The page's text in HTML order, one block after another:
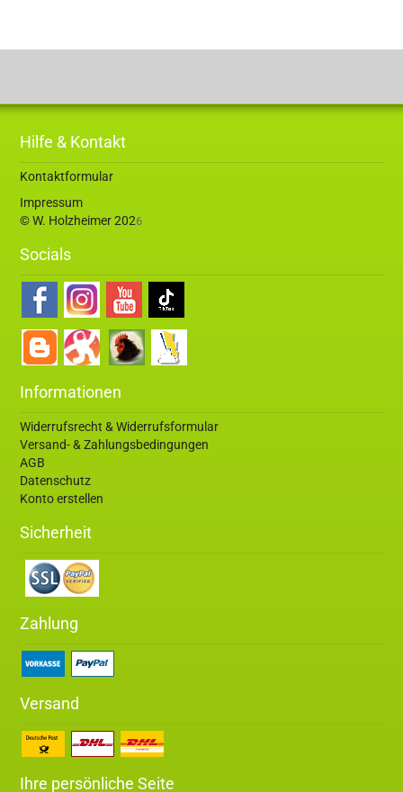
Hilfe & Kontakt
Kontaktformular
Impressum
© W. Holzheimer 2026
Socials
Informationen
Widerrufsrecht & Widerrufsformular
Versand- & Zahlungsbedingungen
AGB
Datenschutz
Konto erstellen
Sicherheit
Zahlung
Versand
Ihre persönliche Seite